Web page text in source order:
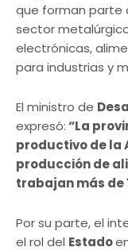
que forman parte
sector
electrónicas,
para industrias y
El ministro de
expresó:“La
productivo de la
producción de
trabajan más de
Por su parte, el
el rol del Estado